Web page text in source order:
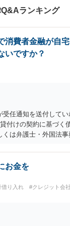
やご本人の反省状況等に
あります。一人で問題
ランキング
消費者金融が自
いですか？
任通知を送付して
付けの契約に基づく
くは弁護士・外国法
又はその処理のため
り、弁護士等又は裁
いて、正当な理由が
送達し、若しくは
法により、当該債務
法で当該債務を弁済す
お金を
借り入れ #クレジット会社